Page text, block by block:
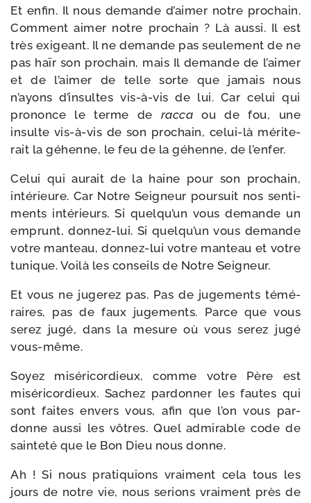
Et enfin. Il nous demande d’aimer notre pro­chain.
Comment aimer notre pro­chain ? Là aus­si. Il est
très exi­geant. Il ne demande pas seule­ment de ne
pas haïr son pro­chain, mais Il demande de l’aimer
et de l’aimer de telle sorte que jamais nous
n’ayons d’insultes vis-​à-​vis de lui. Car celui qui
pro­nonce le terme de rac­ca ou de fou, une
insulte vis-​à-​vis de son pro­chain, celui-​là méri­te­
rait la géhenne, le feu de la géhenne, de l’enfer.
Celui qui aurait de la haine pour son pro­chain,
inté­rieure. Car Notre Seigneur pour­suit nos sen­ti­
ments inté­rieurs. Si quelqu’un vous demande un
emprunt, donnez-​lui. Si quelqu’un vous demande
votre man­teau, donnez-​lui votre man­teau et votre
tunique. Voilà les conseils de Notre Seigneur.
Et vous ne juge­rez pas. Pas de juge­ments témé­
raires, pas de faux juge­ments. Parce que vous
serez jugé, dans la mesure où vous serez jugé
vous-même.
Soyez misé­ri­cor­dieux, comme votre Père est
misé­ri­cor­dieux. Sachez par­don­ner les fautes qui
sont faites envers vous, afin que l’on vous par­
donne aus­si les vôtres. Quel admi­rable code de
sain­te­té que le Bon Dieu nous donne.
Ah ! Si nous pra­ti­quions vrai­ment cela tous les
jours de notre vie, nous serions vrai­ment près de